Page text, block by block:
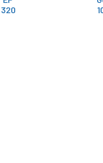
320